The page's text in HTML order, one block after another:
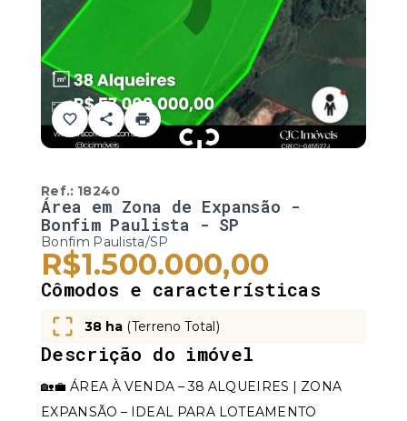
Ref.: 18240
Área em Zona de Expansão -
Bonfim Paulista - SP
Bonfim Paulista/SP
R$1.500.000,00
Cômodos e características
38 ha (Terreno Total)
Descrição do imóvel
🏡💼 ÁREA À VENDA – 38 ALQUEIRES | ZONA
EXPANSÃO – IDEAL PARA LOTEAMENTO